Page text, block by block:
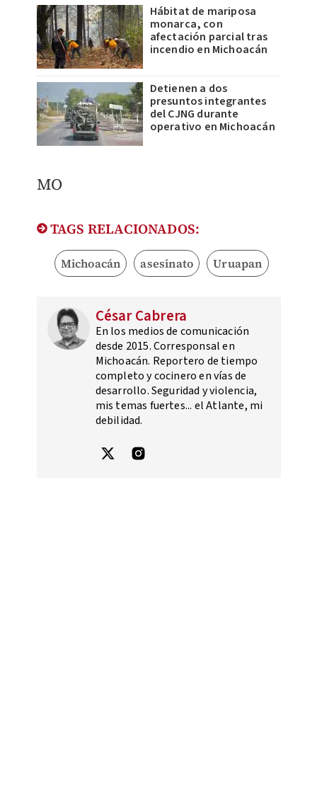
Hábitat de mariposa
monarca, con
afectación parcial tras
incendio en Michoacán
Detienen a dos
presuntos integrantes
del CJNG durante
operativo en Michoacán
​MO
TAGS RELACIONADOS:
Michoacán asesinato Uruapan
César Cabrera
En los medios de comunicación
desde 2015. Corresponsal en
Michoacán. Reportero de tiempo
completo y cocinero en vías de
desarrollo. Seguridad y violencia,
mis temas fuertes... el Atlante, mi
debilidad.